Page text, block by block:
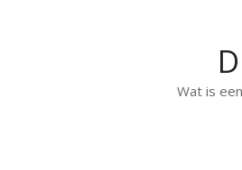
Wat is